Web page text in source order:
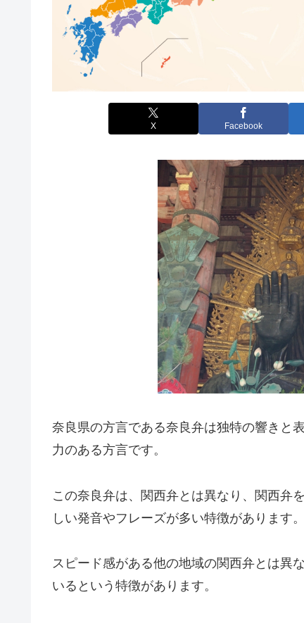
X Facebook
奈良県の方言である奈良弁は独特の響きと
力のある方言です。
この奈良弁は、関西弁とは異なり、関西弁
しい発音やフレーズが多い特徴があります。
スピード感がある他の地域の関西弁とは異
いるという特徴があります。